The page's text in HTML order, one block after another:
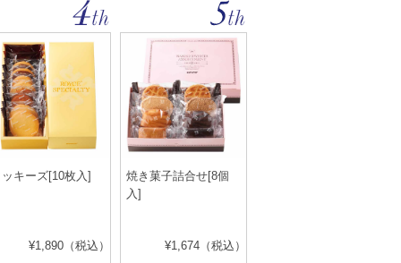
ッキーズ[10枚入]
¥1,890（税込）
焼き菓子詰合せ[8個
入]
¥1,674（税込）